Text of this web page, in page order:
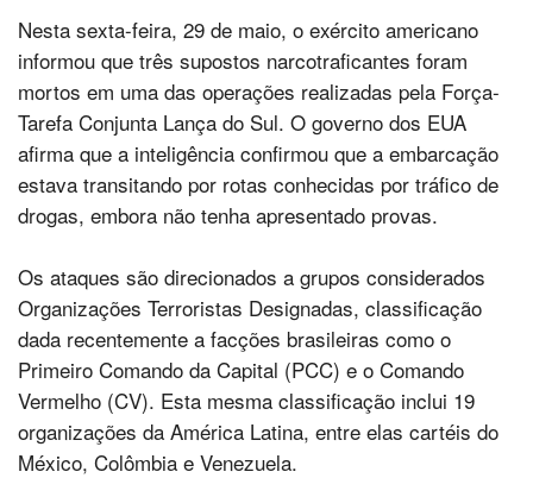
Nesta sexta-feira, 29 de maio, o exército americano
informou que três supostos narcotraficantes foram
mortos em uma das operações realizadas pela Força-
Tarefa Conjunta Lança do Sul. O governo dos EUA
afirma que a inteligência confirmou que a embarcação
estava transitando por rotas conhecidas por tráfico de
drogas, embora não tenha apresentado provas.
Os ataques são direcionados a grupos considerados
Organizações Terroristas Designadas, classificação
dada recentemente a facções brasileiras como o
Primeiro Comando da Capital (PCC) e o Comando
Vermelho (CV). Esta mesma classificação inclui 19
organizações da América Latina, entre elas cartéis do
México, Colômbia e Venezuela.